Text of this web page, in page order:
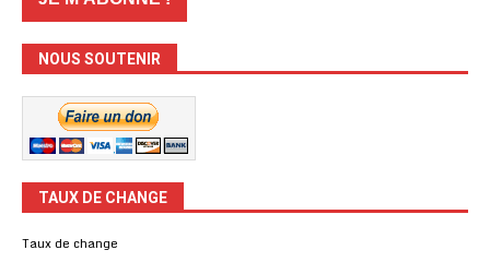
NOUS SOUTENIR
TAUX DE CHANGE
Taux de change